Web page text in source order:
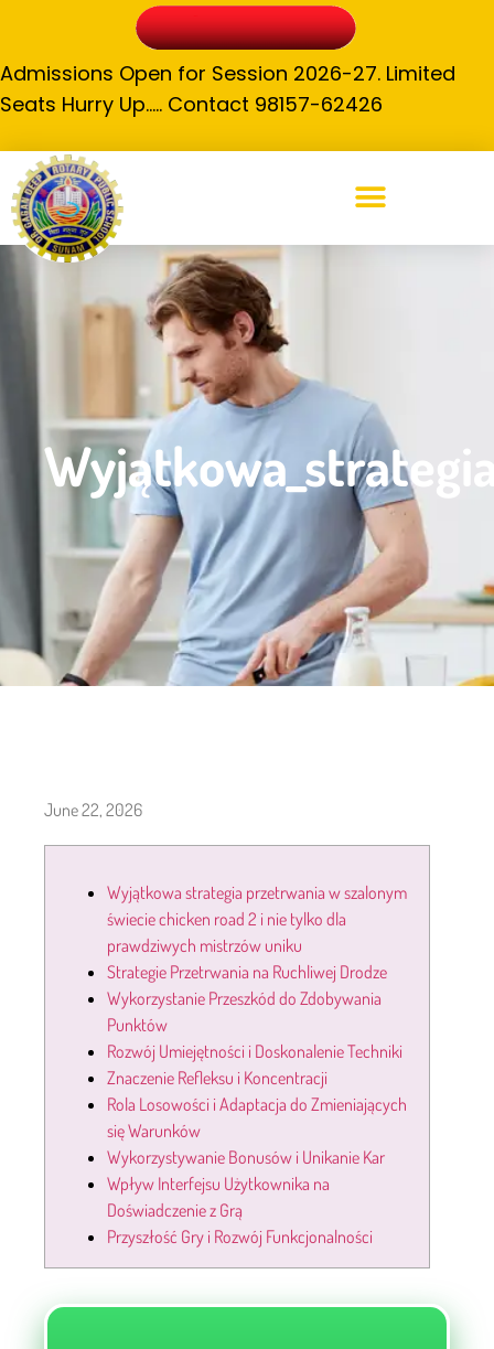
Admissions Open for Session 2026-27. Limited
Seats Hurry Up….. Contact 98157-62426
June 22, 2026
Wyjątkowa strategia przetrwania w szalonym
świecie chicken road 2 i nie tylko dla
prawdziwych mistrzów uniku
Strategie Przetrwania na Ruchliwej Drodze
Wykorzystanie Przeszkód do Zdobywania
Punktów
Rozwój Umiejętności i Doskonalenie Techniki
Znaczenie Refleksu i Koncentracji
Rola Losowości i Adaptacja do Zmieniających
się Warunków
Wykorzystywanie Bonusów i Unikanie Kar
Wpływ Interfejsu Użytkownika na
Doświadczenie z Grą
Przyszłość Gry i Rozwój Funkcjonalności